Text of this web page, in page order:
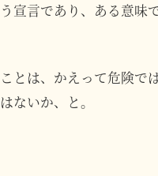
宣言であり、ある意味
とは、かえって危険で
ないか、と。